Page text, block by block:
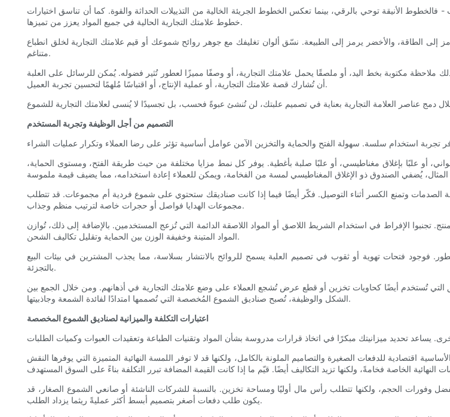
الأنيقة توحي بالرقي، بينما تعكس الخطوط الجريئة الخالية من التذييلات الحداثة والقوة. كما أن تناسق اختيارات
خطوط علامتك التجارية الحالية في جميع المواد يعزز من تميزها.
إلى الطاقة، والأخضر يرمز إلى الطبيعة. نسّق ألوان تغليفك مع جوهر روائح شموعك أو قيم علامتك التجارية لخلق انطباع
متناغم.
مكتوبة بخط اليد، أو ملصقًا يحمل علامتك التجارية، أو وصفًا مميزًا لعطور تُثير فضوله. يُمكن للرسائل على العلبة
أن تُشارك قصة علامتك التجارية، أو عملية الإنتاج، أو اقتباسًا مُلهمًا لتحسين تجربة العميل.
التصميم من أجل الوظيفة وتجربة المستخدم
أو علبًا بإغلاق مغناطيسي، أو علبًا صلبة بأغطية. يوفر كل نمط مزايا مختلفة من حيث طريقة الفتح، ومستوى الحماية،
وتمنع الكسر أثناء التوصيل. فكّر أيضًا فيما إذا كانت صناديقك ستحتوي على شموع فردية أم مجموعات. قد تتطلب
مجموعات الهدايا فواصل أو حجرات خاصة لترتيب منظم وجذاب.
تجنبوا الإفراط في استخدام الشريط اللاصق أو المواد اللاصقة الدائمة التي تُزعج المستخدمين. بالإضافة إلى ذلك، تُوازن
المواد المتينة وخفيفة الوزن بين الحماية وتقليل تكاليف الشحن.
فوجود فتحات تهوية أو ثقوب في تصميم العلبة يسمح للروائح بالانتشار بسلاسة، مما يجذب المشترين في بيئات البيع
بالتجزئة.
التي تُستخدم أيضًا كحاويات تخزين أو قطع عرض تُشجع العملاء على وضع علامتك التجارية في أذهانهم. ومن خلال الجمع بين
الشكل والوظيفة، تُصبح صناديق الشموع المُخصصة التي تُصممها امتدادًا لفائدة الشمعة وجاذبيتها.
اعتبارات التكلفة والميزانية لصناديق الشموع المخصصة
اقتصادية للدفعات الصغيرة والتصاميم الملونة بالكامل، ولكنها قد لا توفر اللمسة النهائية المتميزة التي يوفرها النقش
وفورات الحجم، ولكنها تتطلب رأس مال أوليًا ومساحة تخزين. بالنسبة للشركات الناشئة أو صانعي الشموع الصغار، قد
يكون طلب دفعات أصغر بتصميم أبسط أكثر عمليةً ريثما يزداد الطلب.